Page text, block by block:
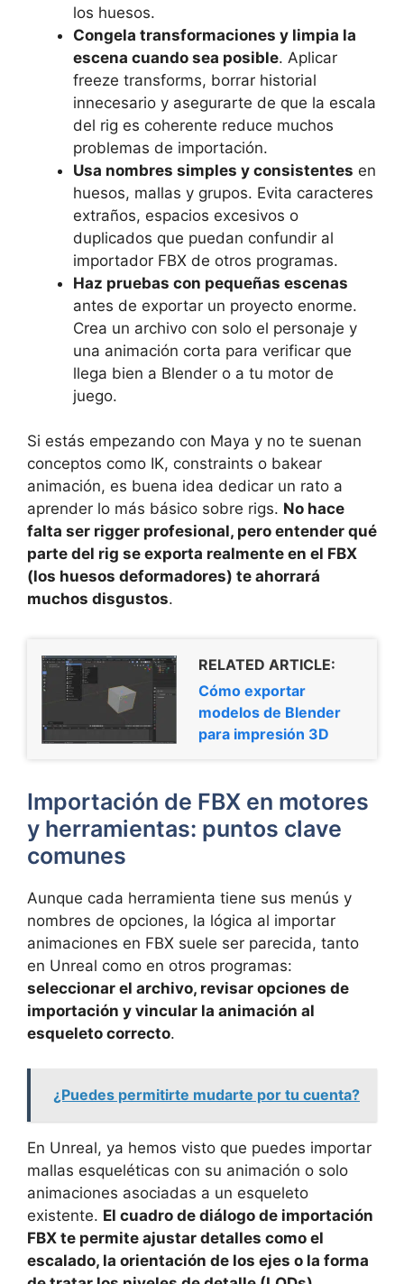
los huesos.
Congela transformaciones y limpia la
escena cuando sea posible. Aplicar
freeze transforms, borrar historial
innecesario y asegurarte de que la escala
del rig es coherente reduce muchos
problemas de importación.
Usa nombres simples y consistentes en
huesos, mallas y grupos. Evita caracteres
extraños, espacios excesivos o
duplicados que puedan confundir al
importador FBX de otros programas.
Haz pruebas con pequeñas escenas
antes de exportar un proyecto enorme.
Crea un archivo con solo el personaje y
una animación corta para verificar que
llega bien a Blender o a tu motor de
juego.
Si estás empezando con Maya y no te suenan
conceptos como IK, constraints o bakear
animación, es buena idea dedicar un rato a
aprender lo más básico sobre rigs. No hace
falta ser rigger profesional, pero entender qué
parte del rig se exporta realmente en el FBX
(los huesos deformadores) te ahorrará
muchos disgustos.
RELATED ARTICLE:
Cómo exportar
modelos de Blender
para impresión 3D
Importación de FBX en motores
y herramientas: puntos clave
comunes
Aunque cada herramienta tiene sus menús y
nombres de opciones, la lógica al importar
animaciones en FBX suele ser parecida, tanto
en Unreal como en otros programas:
seleccionar el archivo, revisar opciones de
importación y vincular la animación al
esqueleto correcto.
¿Puedes permitirte mudarte por tu cuenta?
En Unreal, ya hemos visto que puedes importar
mallas esqueléticas con su animación o solo
animaciones asociadas a un esqueleto
existente. El cuadro de diálogo de importación
FBX te permite ajustar detalles como el
escalado, la orientación de los ejes o la forma